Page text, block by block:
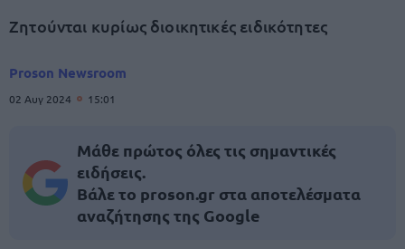
Ζητούνται κυρίως διοικητικές ειδικότητες
Proson Newsroom
02 Αυγ 2024 15:01
Μάθε πρώτος όλες τις σημαντικές
ειδήσεις.
Βάλε το proson.gr στα αποτελέσματα
αναζήτησης της Google